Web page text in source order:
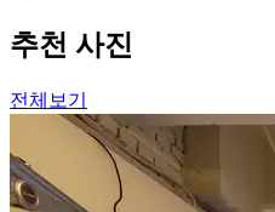
추천 사진
전체보기